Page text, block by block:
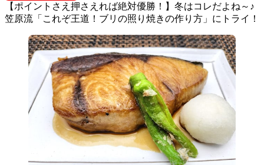
【ポイントさえ押さえれば絶対優勝！】冬はコレだよね～♪
笠原流「これぞ王道！ブリの照り焼きの作り方」にトライ！